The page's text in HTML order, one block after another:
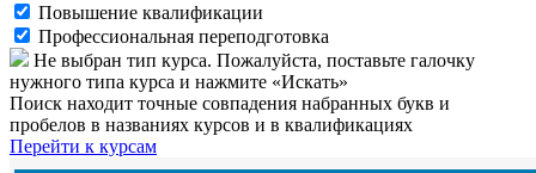
Повышение квалификации
Профессиональная переподготовка
Не выбран тип курса. Пожалуйста, поставьте галочку
нужного типа курса и нажмите «Искать»
Поиск находит точные совпадения набранных букв и
пробелов в названиях курсов и в квалификациях
Перейти к курсам